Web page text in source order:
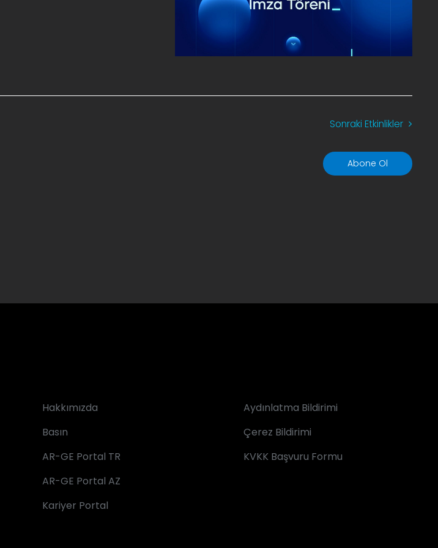
Sonraki Etkinlikler
Abone Ol
Hakkımızda
Basın
AR-GE Portal TR
AR-GE Portal AZ
Kariyer Portal
Aydınlatma Bildirimi
Çerez Bildirimi
KVKK Başvuru Formu